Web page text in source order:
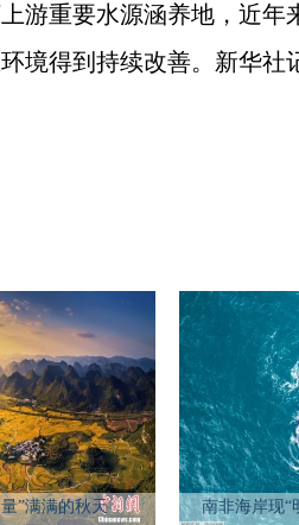
游重要水源涵养地，近
境得到持续改善。新华社
”满满的秋天 南非海岸现“